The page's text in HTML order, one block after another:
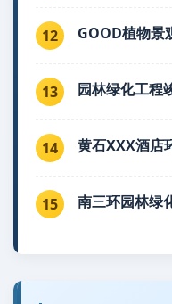
12 GOOD植物景
13 园林绿化工程
14 黄石XXX酒店
15 南三环园林绿